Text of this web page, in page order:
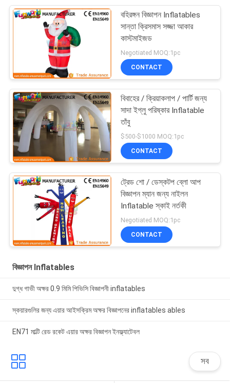
বহিরঙ্গন বিজ্ঞাপন Inflatables
সান্তা ক্রিসমাস সজ্জা আকার
কাস্টমাইজড
Negotiated MOQ:1pc
CONTACT
বিবাহের / ক্রিয়াকলাপ / পার্টি জন্য
সাদা ইগ্লু পরিষ্কার Inflatable
তাঁবু
$500-$1000 MOQ:1pc
CONTACT
ট্রেড শো / ডেস্কটপ ব্লো আপ
বিজ্ঞাপন ম্যান জন্য নাইলন
Inflatable স্কাই নর্তকী
Negotiated MOQ:1pc
CONTACT
বিজ্ঞাপন Inflatables
দুগ্ধ গাভী অক্ষর 0.9 মিমি পিভিসি বিজ্ঞাপনী inflatables
স্কয়ারগুলির জন্য এয়ার আইসক্রিম অক্ষর বিজ্ঞাপনের inflatables ables
EN71 মাল্টি রেড রকেট এয়ার অক্ষর বিজ্ঞাপন ইনফ্ল্যাটেবল
সব